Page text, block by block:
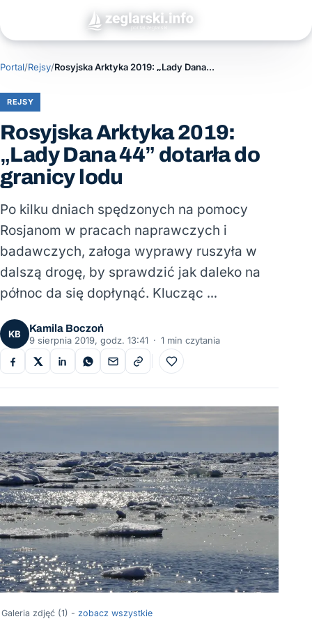
Portal/Rejsy/ Rosyjska Arktyka 2019: „Lady Dana 44” dotarła do granicy lodu
REJSY
Rosyjska Arktyka 2019:
„Lady Dana 44” dotarła do
granicy lodu
Po kilku dniach spędzonych na pomocy
Rosjanom w pracach naprawczych i
badawczych, załoga wyprawy ruszyła w
dalszą drogę, by sprawdzić jak daleko na
północ da się dopłynąć. Klucząc …
KB
Kamila Boczoń
9 sierpnia 2019, godz. 13:41 · 1 min czytania
Do ulubionych
Galeria zdjęć (1) - zobacz wszystkie